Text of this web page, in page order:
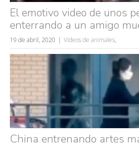
accidentes
wtf
rusos
fails
El emotivo video de unos
enterrando a un amigo
19 de abril, 2020 Videos de animales,
China entrenando artes